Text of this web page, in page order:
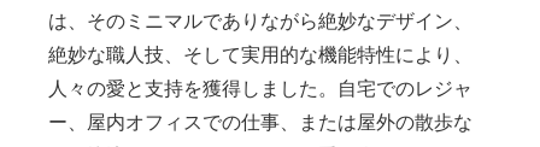
は、そのミニマルでありながら絶妙なデザイン、
絶妙な職人技、そして実用的な機能特性により、
人々の愛と支持を獲得しました。自宅でのレジャ
ー、屋内オフィスでの仕事、または屋外の散歩な